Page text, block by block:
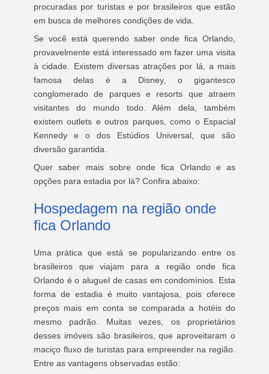
procuradas por turistas e por brasileiros que estão
em busca de melhores condições de vida.
Se você está querendo saber onde fica Orlando,
provavelmente está interessado em fazer uma visita
à cidade. Existem diversas atrações por lá, a mais
famosa delas é a Disney, o gigantesco
conglomerado de parques e resorts que atraem
visitantes do mundo todo. Além dela, também
existem outlets e outros parques, como o Espacial
Kennedy e o dos Estúdios Universal, que são
diversão garantida.
Quer saber mais sobre onde fica Orlando e as
opções para estadia por lá? Confira abaixo:
Hospedagem na região onde
fica Orlando
Uma prática que está se popularizando entre os
brasileiros que viajam para a região onde fica
Orlando é o aluguel de casas em condomínios. Esta
forma de estadia é muito vantajosa, pois oferece
preços mais em conta se comparada a hotéis do
mesmo padrão. Muitas vezes, os proprietários
desses imóveis são brasileiros, que aproveitaram o
maciço fluxo de turistas para empreender na região.
Entre as vantagens observadas estão: